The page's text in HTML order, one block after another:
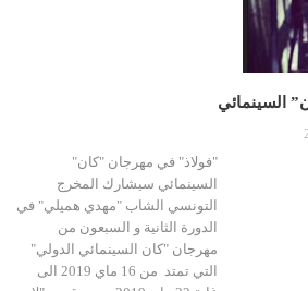
السينمائي
"فولاذ" في مهرجان "كان"
السينمائي سيشارك المخرج
التونسي الشاب "مهدي هميلي" في
الدورة الثانية و السبعون من
مهرجان "كان السينمائي الدولي"
التي تمتد من 16 ماي 2019 الى